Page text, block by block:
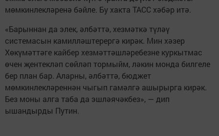
мөмкинлекләренә бәйле. Бу хакта ТАСС хәбәр итә.
«Барыннан да элек, әлбәттә, хезмәткә түләү
системасын камилләштерергә кирәк. Мин хәзер
Хөкүмәттәге кайбер хезмәттәшләребезне куркытмас
өчен җентекләп сөйләп тормыйм, ләкин монда билгеле
бер план бар. Аларны, әлбәттә, бюджет
мөмкинлекләреннән чыгып гамәлгә ашырырга кирәк.
Без моны алга таба да эшләячәкбез», — дип
ышандырды Путин.